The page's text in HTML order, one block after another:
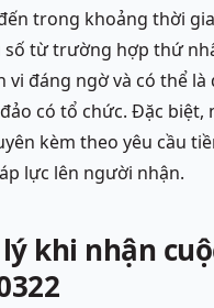
trong khoảng thời
số từ trường hợp thứ
vi đáng ngờ và có thể
có tổ chức. Đặc biệt,
kèm theo yêu cầu
lực lên người nhận.
khi nhận